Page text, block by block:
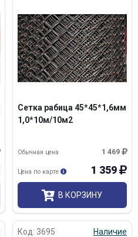
Сетка рабица 45*45*1,6мм
1,0*10м/10м2
1 469
Обычная цена
1 359
Цена по карте
В КОРЗИНУ
Код: 3695 Наличие